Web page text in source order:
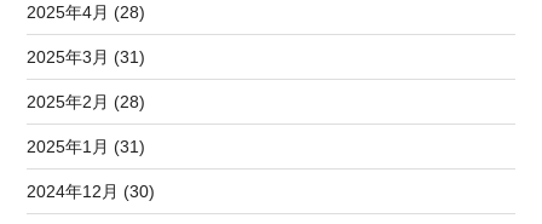
2025年4月 (28)
2025年3月 (31)
2025年2月 (28)
2025年1月 (31)
2024年12月 (30)